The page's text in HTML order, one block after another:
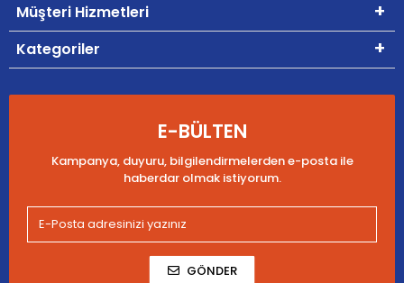
Müşteri Hizmetleri
Kategoriler
E-BÜLTEN
Kampanya, duyuru, bilgilendirmelerden e-posta ile
haberdar olmak istiyorum.
GÖNDER